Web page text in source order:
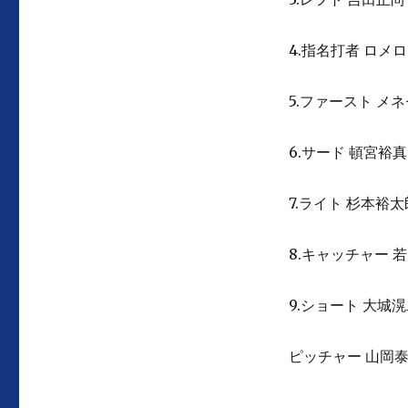
4.指名打者 ロメロ
5.ファースト メネ
6.サード 頓宮裕真
7.ライト 杉本裕太
8.キャッチャー
9.ショート 大城
ピッチャー 山岡